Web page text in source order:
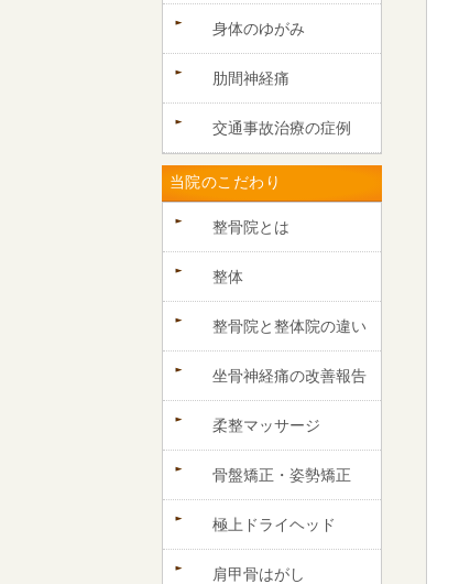
身体のゆがみ
肋間神経痛
交通事故治療の症例
当院のこだわり
整骨院とは
整体
整骨院と整体院の違い
坐骨神経痛の改善報告
柔整マッサージ
骨盤矯正・姿勢矯正
極上ドライヘッド
肩甲骨はがし